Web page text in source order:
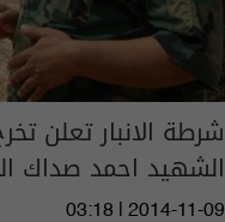
شرطة الانبار تعلن
الشهيد احمد صداك
03:18 | 2014-11-09